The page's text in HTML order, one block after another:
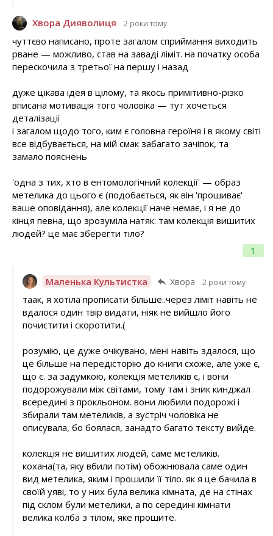
Хвора Дияволиця 2 роки тому
1
чуттєво написано, проте загалом сприймання виходить
рване — можливо, став на заваді ліміт. на початку особа
перескочила з третьої на першу і назад
дуже цікава ідея в цілому, та якось примітивно-різко
вписана мотивація того чоловіка — тут хочеться
деталізації
і загалом щодо того, ким є головна героїня і в якому світі
все відбувається, на мій смак забагато зачіпок, та
замало пояснень
'одна з тих, хто в ентомологічний колекції' — образ
метелика до цього є (подобається, як він 'прошиває'
ваше оповідання), але колекції наче немає, і я не до
кінця певна, що зрозуміла натяк: там колекція вишитих
людей? це має зберегти тіло?
Маленька Культистка Хвора 2 роки тому
таак, я хотіла прописати більше..через ліміт навіть не
вдалося один твір видати, ніяк не вийшло його
почистити і скоротити.(
розумію, це дуже очікувано, мені навіть здалося, що
це більше на передісторію до книги схоже, але уже є,
що є. за задумкою, колекція метеликів є, і вони
подорожували між світами, тому там і зник кинджал
всередині з прокльоном. вони любили подорожі і
збирали там метеликів, а зустріч чоловіка не
описувала, бо боялася, занадто багато тексту вийде.
колекція не вишитих людей, саме метеликів.
кохана(та, яку вбили потім) обожнювала саме один
вид метелика, яким і прошили її тіло. як я це бачила в
своїй уяві, то у них була велика кімната, де на стінах
під склом були метелики, а по середині кімнати
велика колба з тілом, яке прошите.